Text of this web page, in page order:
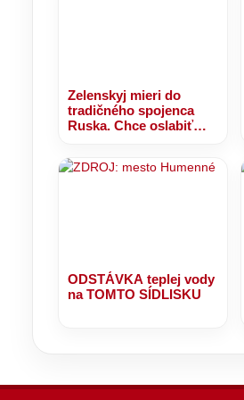
Zelenskyj mieri do
tradičného spojenca
Ruska. Chce oslabiť
Balkáne
ODSTÁVKA teplej vody
na TOMTO SÍDLISKU